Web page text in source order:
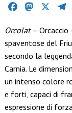
FacebookMastodon
Orcolat –
spaventose del
secondo la
Carnia. Le
un intenso colore
e forti, capaci di
espressione di